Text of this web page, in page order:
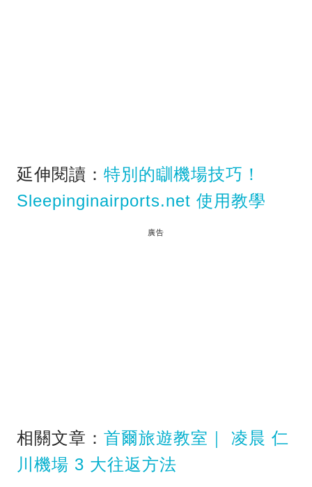
延伸閱讀： 特別的瞓機場技巧！
Sleepinginairports.net 使用教學
廣告
相關文章： 首爾旅遊教室｜ 凌晨 仁
川機場 3 大往返方法